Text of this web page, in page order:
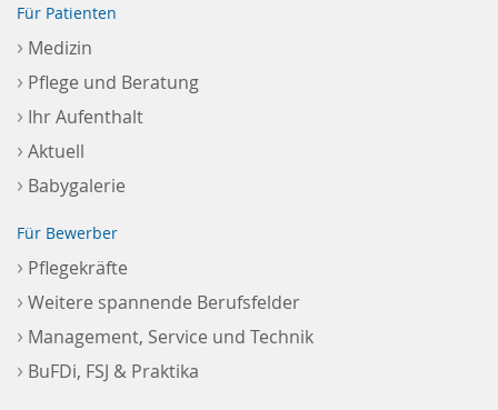
Für Patienten
› Medizin
› Pflege und Beratung
› Ihr Aufenthalt
› Aktuell
› Babygalerie
Für Bewerber
› Pflegekräfte
› Weitere spannende Berufsfelder
› Management, Service und Technik
› BuFDi, FSJ & Praktika